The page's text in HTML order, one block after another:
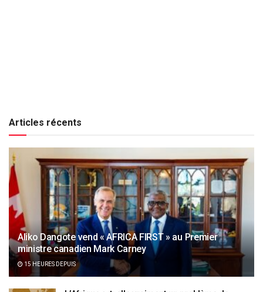
Articles récents
Aliko Dangote vend « AFRICA FIRST » au Premier
ministre canadien Mark Carney
15 HEURES DEPUIS